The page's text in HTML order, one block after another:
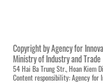
Copyright by Agency for
Ministry of Industry and Trade
54 Hai Ba Trung Str., Hoan Kiem
Content responsibility: Agency for